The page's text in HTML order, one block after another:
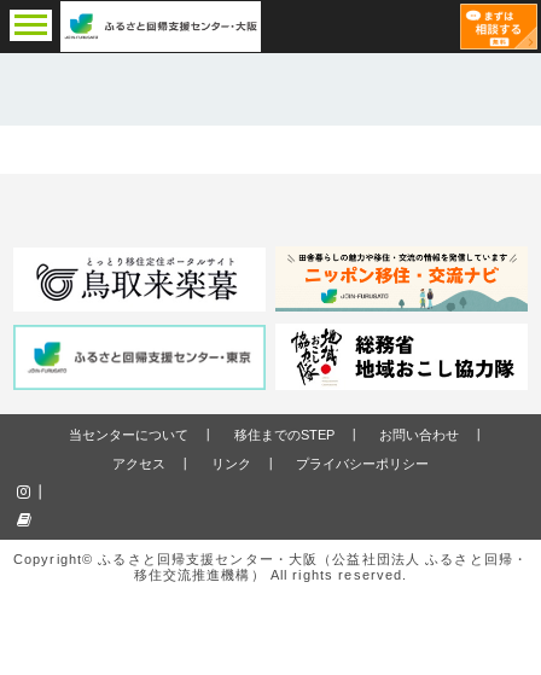
当センターについて 移住までのSTEP
お問い合わせ
アクセス
リンク プライバシーポリシー
Copyright© ふるさと回帰支援センター・大阪（公益社団法人 ふるさと回帰・
移住交流推進機構） All rights reserved.